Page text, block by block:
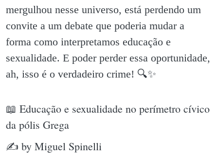
mergulhou nesse universo, está perdendo um
convite a um debate que poderia mudar a
forma como interpretamos educação e
sexualidade. E poder perder essa oportunidade,
ah, isso é o verdadeiro crime! 🔍✨️
📖 Educação e sexualidade no perímetro cívico
da pólis Grega
✍ by Miguel Spinelli